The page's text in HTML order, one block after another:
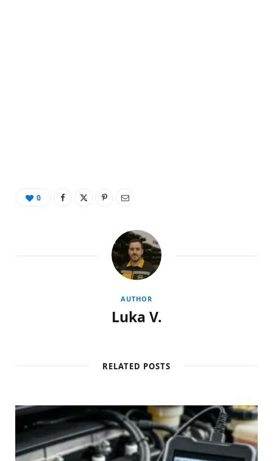
0
AUTHOR
Luka V.
RELATED POSTS